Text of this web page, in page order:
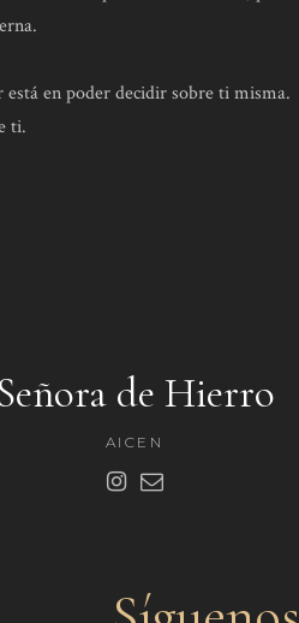
en poder decidir sobre ti misma.
ti.
de Hierro
AICEN